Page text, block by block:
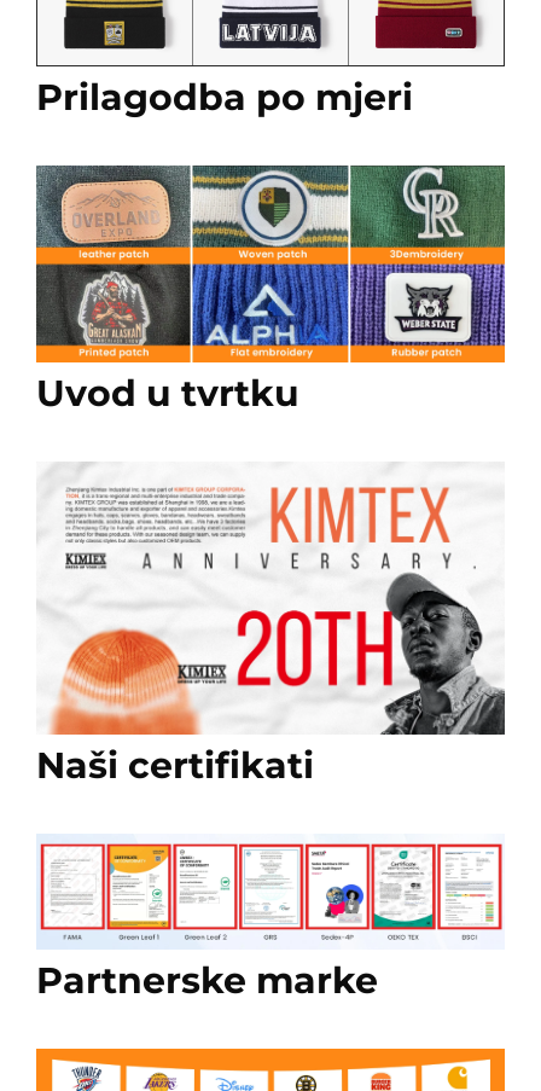
Prilagodba po mjeri
Uvod u tvrtku
Naši certifikati
Partnerske marke